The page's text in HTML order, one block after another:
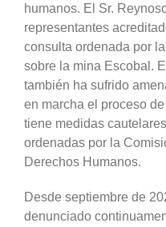
humanos. El Sr.
representantes
consulta ordenada por
sobre la mina Escobal.
también ha sufrido
en marcha el proceso
tiene medidas
ordenadas por la
Derechos Humanos.
Desde septiembre de
denunciado